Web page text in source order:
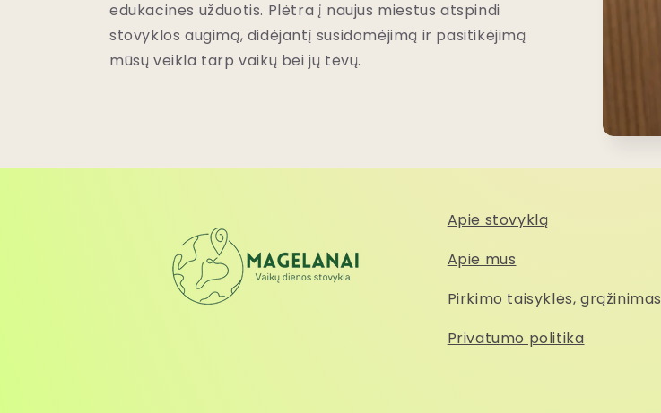
edukacines užduotis. Plėtra į naujus miestus atspindi
stovyklos augimą, didėjantį susidomėjimą ir pasitikėjimą
mūsų veikla tarp vaikų bei jų tėvų.
Apie stovyklą
Apie mus
Pirkimo taisyklės, grąžinimas
Privatumo politika